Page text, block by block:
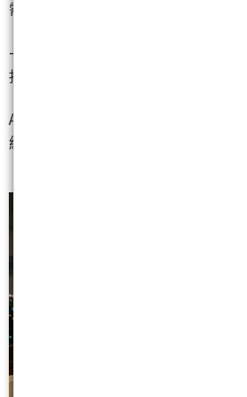
需求爆發受益
-
持而亮燈漲停
AI 浪潮正從核心圈向外擴散，形
網。